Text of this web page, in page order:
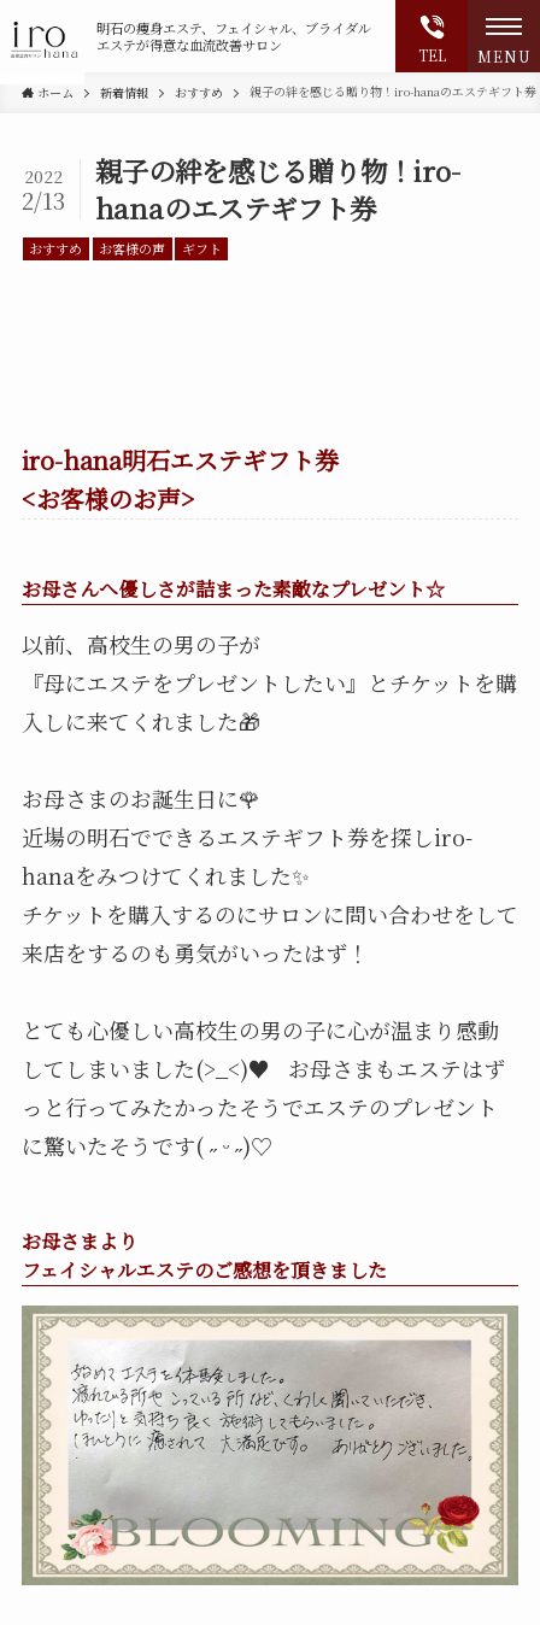
明石の痩身エステ、フェイシャル、ブライダル
エステが得意な血流改善サロン
TEL MENU
ホーム 新着情報 おすすめ 親子の絆を感じる贈り物！iro-hanaのエステギフト券
親子の絆を感じる贈り物！iro-
hanaのエステギフト券
2022
2/13
おすすめ お客様の声 ギフト
iro-hana明石エステギフト券
<お客様のお声>
お母さんへ優しさが詰まった素敵なプレゼント☆
以前、高校生の男の子が
『母にエステをプレゼントしたい』とチケットを購
入しに来てくれました🎁
お母さまのお誕生日に🌹
近場の明石でできるエステギフト券を探しiro-
hanaをみつけてくれました✨
チケットを購入するのにサロンに問い合わせをして
来店をするのも勇気がいったはず！
とても心優しい高校生の男の子に心が温まり感動
してしまいました(>_<)♥️ お母さまもエステはず
っと行ってみたかったそうでエステのプレゼント
に驚いたそうです( ˶ ᵕ​ ˶)♡
お母さまより
フェイシャルエステのご感想を頂きました